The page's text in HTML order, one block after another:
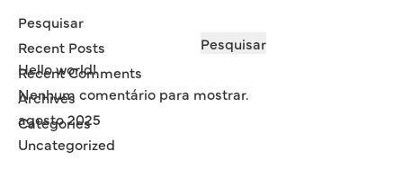
Pesquisar
Pesquisar
Recent Posts
Hello world!
Recent Comments
Nenhum comentário para mostrar.
Archives
agosto 2025
Categories
Uncategorized